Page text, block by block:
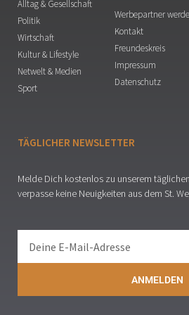
Alltag & Gesellschaft
Politik
Wirtschaft
Kultur & Lifestyle
Netwelt & Medien
Sport
Werbepartner
Kontakt
Freundeskreis
Impressum
Datenschutz
TÄGLICHER NEWSLETTER
Melde Dich kostenlos zu unserem
verpasse keine Neuigkeiten aus dem St.
ANMELDEN